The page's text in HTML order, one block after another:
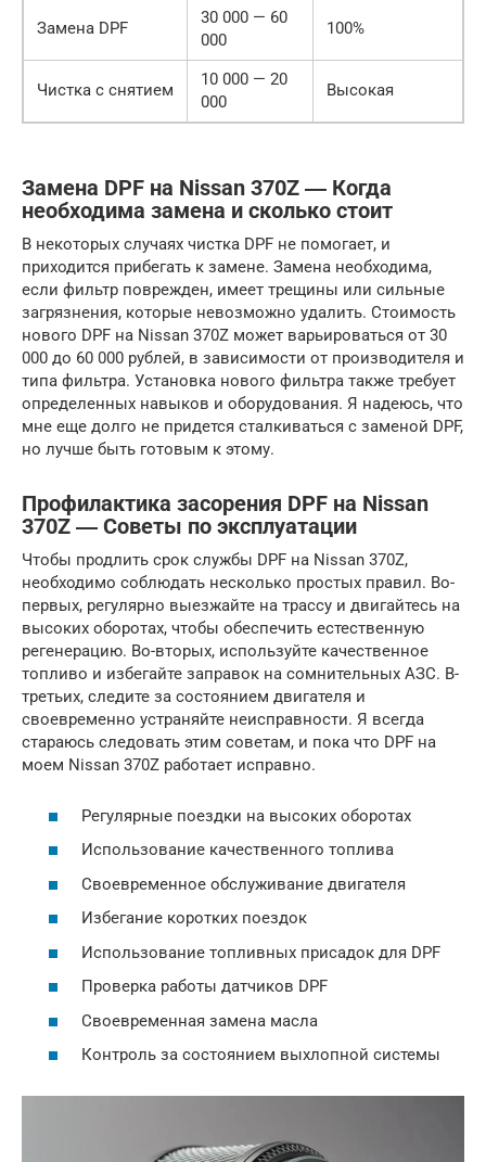
Замена DPF
30 000 — 60
000
100%
Чистка с снятием
10 000 — 20
000
Высокая
Замена DPF на Nissan 370Z ― Когда
необходима замена и сколько стоит
В некоторых случаях чистка DPF не помогает, и
приходится прибегать к замене. Замена необходима,
если фильтр поврежден, имеет трещины или сильные
загрязнения, которые невозможно удалить. Стоимость
нового DPF на Nissan 370Z может варьироваться от 30
000 до 60 000 рублей, в зависимости от производителя и
типа фильтра. Установка нового фильтра также требует
определенных навыков и оборудования. Я надеюсь, что
мне еще долго не придется сталкиваться с заменой DPF,
но лучше быть готовым к этому.
Профилактика засорения DPF на Nissan
370Z ― Советы по эксплуатации
Чтобы продлить срок службы DPF на Nissan 370Z,
необходимо соблюдать несколько простых правил. Во-
первых, регулярно выезжайте на трассу и двигайтесь на
высоких оборотах, чтобы обеспечить естественную
регенерацию. Во-вторых, используйте качественное
топливо и избегайте заправок на сомнительных АЗС. В-
третьих, следите за состоянием двигателя и
своевременно устраняйте неисправности. Я всегда
стараюсь следовать этим советам, и пока что DPF на
моем Nissan 370Z работает исправно.
Регулярные поездки на высоких оборотах
Использование качественного топлива
Своевременное обслуживание двигателя
Избегание коротких поездок
Использование топливных присадок для DPF
Проверка работы датчиков DPF
Своевременная замена масла
Контроль за состоянием выхлопной системы